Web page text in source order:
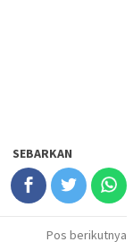
SEBARKAN
Pos berikutnya